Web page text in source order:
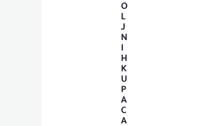
O
L
J
N
I
H
K
U
P
A
C
A